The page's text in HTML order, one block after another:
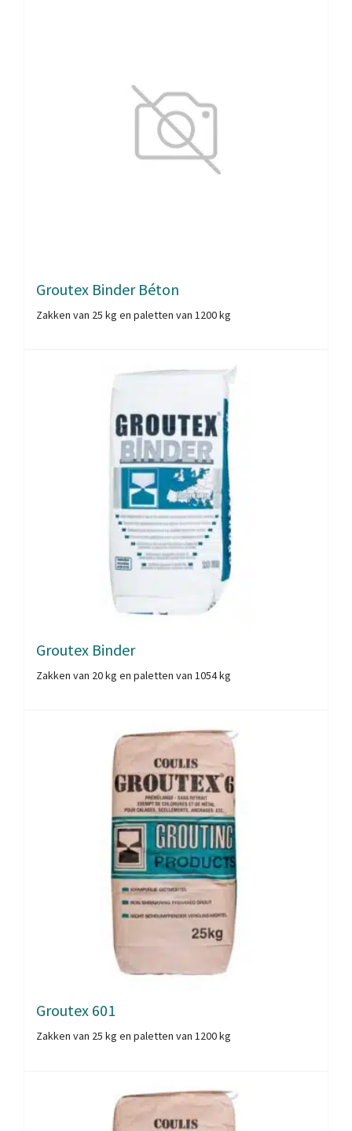
Groutex Binder Béton
Zakken van 25 kg en paletten van 1200 kg
Groutex Binder
Zakken van 20 kg en paletten van 1054 kg
Groutex 601
Zakken van 25 kg en paletten van 1200 kg